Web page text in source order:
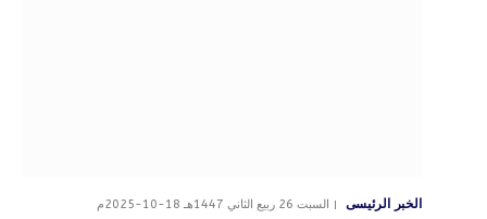
الخبر الرئيسى السبت 26 ربيع الثاني 1447هـ 18-10-2025م